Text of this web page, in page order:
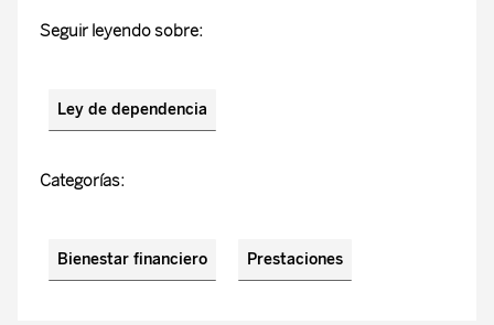
Seguir leyendo sobre:
Ley de dependencia
Categorías:
Bienestar financiero Prestaciones